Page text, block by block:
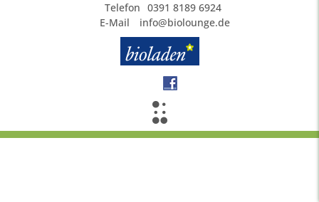
Telefon 0391 8189 6924
E-Mail
info@biolounge.de